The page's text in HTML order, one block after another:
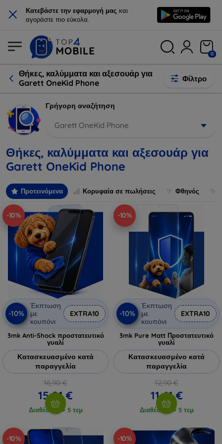
× Κατεβάστε την εφαρμογή μας και
αγοράστε πιο εύκολα.
0
Θήκες, καλύμματα και αξεσουάρ για
Garett OneKid Phone
Φίλτρο
Γρήγορη αναζήτηση
Garett OneKid Phone
Θήκες, καλύμματα και αξεσουάρ για
Garett OneKid Phone
Προτεινόμενα Κορυφαία σε πωλήσεις Φθηνός
-10%
-10%
Έκπτωση
με
κουπόνι
EXTRA10
3mk Anti-Shock προστατευτικό
γυαλί
Κατασκευασμένο κατά
παραγγελία
16,90 €
15,21 €
Διαθέσιμο > 5 τεμ
-10%
-10%
Έκπτωση
με
κουπόνι
EXTRA10
3mk Pure Matt Προστατευτικό
γυαλί
Κατασκευασμένο κατά
παραγγελία
12,90 €
11,61 €
Διαθέσιμο > 5 τεμ
-10% -10%